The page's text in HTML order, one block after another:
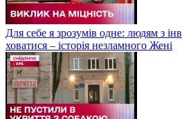
Для себе я зрозумів одне: людям з
ховатися – історія незламного Жені